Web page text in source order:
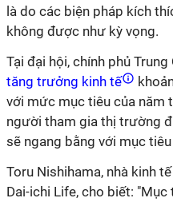
là do các biện pháp kích
không được như kỳ vọng.
Tại đại hội, chính phủ
tăng trưởng kinh tế
với mức mục tiêu của năm
người tham gia thị trường
sẽ ngang bằng với mục
Toru Nishihama, nhà kinh
Dai-ichi Life, cho biết: